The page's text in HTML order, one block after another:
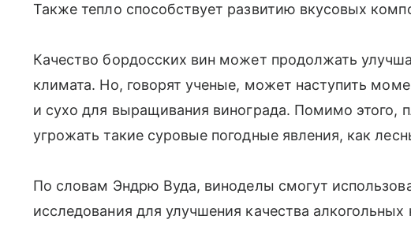
Также тепло способствует развитию вкусовых
Качество бордосских вин может продолжать
климата. Но, говорят ученые, может наступить
и сухо для выращивания винограда. Помимо этого,
угрожать такие суровые погодные явления, как
По словам Эндрю Вуда, виноделы смогут
исследования для улучшения качества